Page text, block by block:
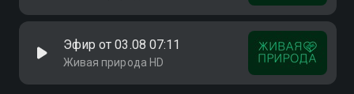
Эфир от 03.08 07:11
Живая природа HD